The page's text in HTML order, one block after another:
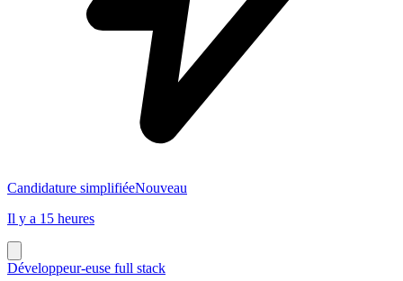
Candidature simplifiéeNouveau
Il y a 15 heures
Développeur-euse full stack